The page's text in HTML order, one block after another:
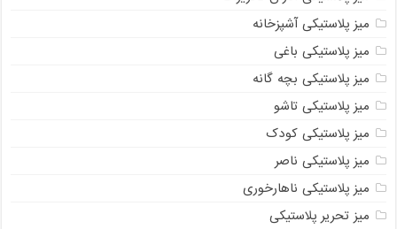
میز پلاستیکی آشپزخانه
میز پلاستیکی باغی
میز پلاستیکی بچه گانه
میز پلاستیکی تاشو
میز پلاستیکی کودک
میز پلاستیکی ناصر
میز پلاستیکی ناهارخوری
میز تحریر پلاستیکی